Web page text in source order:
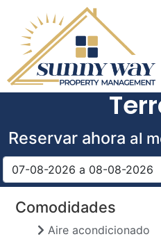
Reservar ahora al
Comodidades
Aire acondicionado